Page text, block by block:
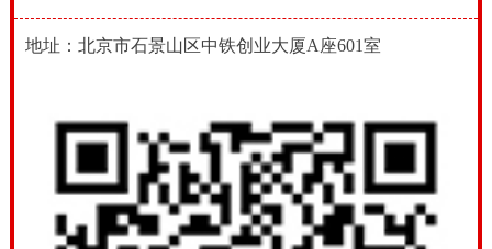
地址：北京市石景山区中铁创业大厦A座601室